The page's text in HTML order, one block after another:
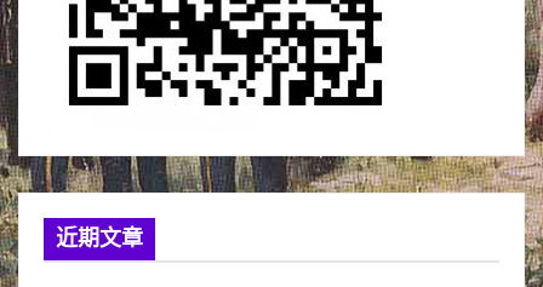
近期文章